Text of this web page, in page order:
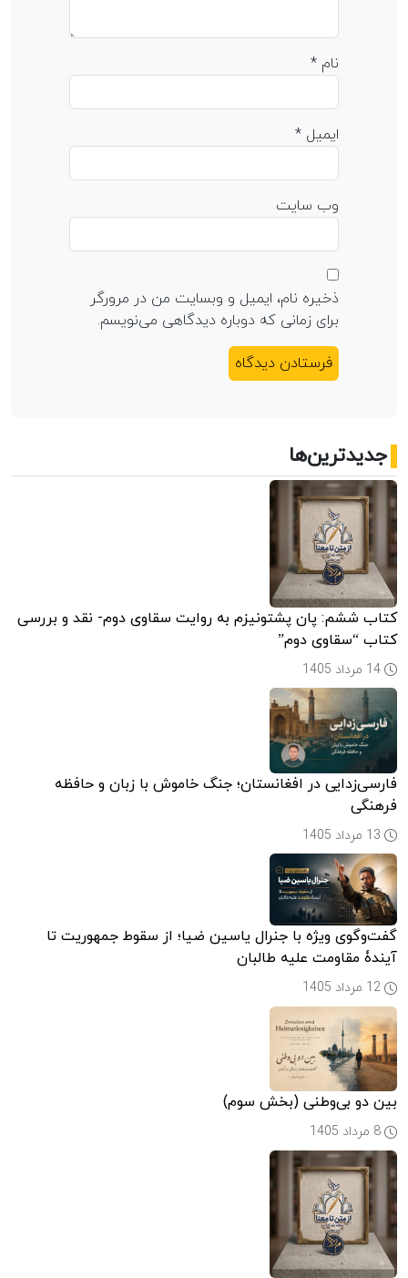
نام*
ایمیل*
وب‌ سایت
ذخیره نام، ایمیل و وبسایت من در مرورگر
برای زمانی که دوباره دیدگاهی می‌نویسم.
جدیدترین‌ها
کتاب ششم: پان پشتونیزم به روایت سقاوی دوم- نقد و بررسی
کتاب “سقاوی دوم”
14 مرداد 1405
فارسی‌زدایی در افغانستان؛ جنگ خاموش با زبان و حافظه
فرهنگی
13 مرداد 1405
گفت‌وگوی ویژه با جنرال یاسین ضیا؛ از سقوط جمهوریت تا
آیندۀ مقاومت علیه طالبان
12 مرداد 1405
بین دو بی‌وطنی (بخش سوم)
8 مرداد 1405